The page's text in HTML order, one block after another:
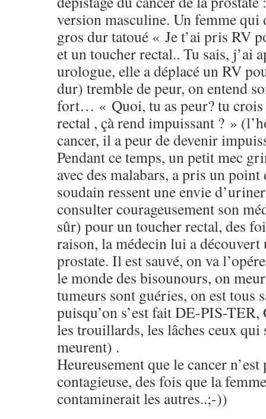
version masculine. Un femme qui
gros dur tatoué « Je t’ai pris RV
et un toucher rectal.. Tu sais, j’ai
urologue, elle a déplacé un RV
dur) tremble de peur, on entend
fort… « Quoi, tu as peur? tu crois
rectal , çà rend impuissant ? »
cancer, il a peur de devenir
Pendant ce temps, un petit mec
avec des malabars, a pris un point
soudain ressent une envie
consulter courageusement son
sûr) pour un toucher rectal, des
raison, la médecin lui a découvert
prostate. Il est sauvé, on va
le monde des bisounours, on
tumeurs sont guéries, on est tous
puisqu’on s’est fait DE-PIS-TER,
les trouillards, les lâches ceux qui
meurent) .
Heureusement que le cancer
contagieuse, des fois que la
contaminerait les autres..;-))